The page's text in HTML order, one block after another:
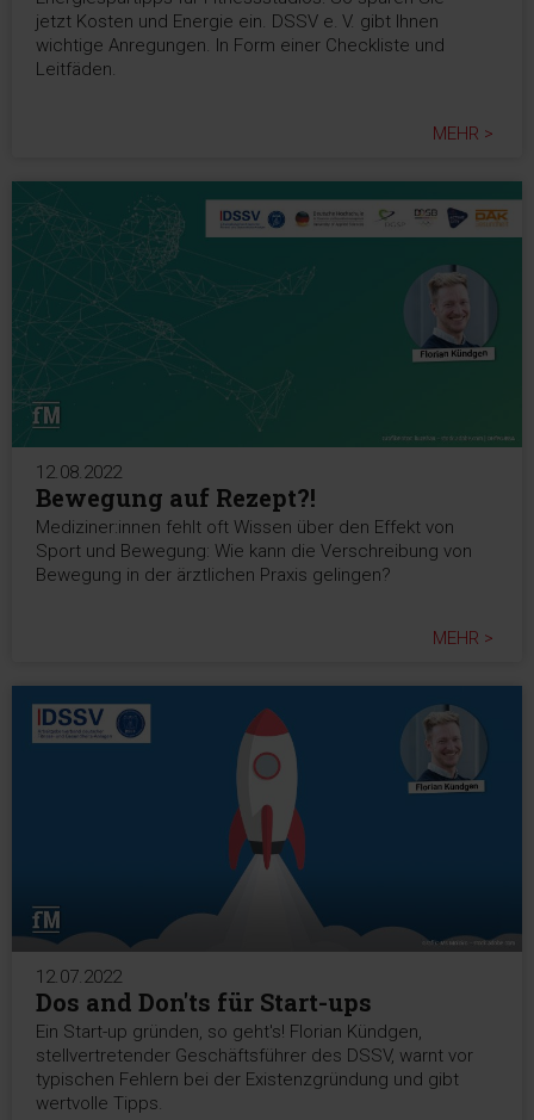
jetzt Kosten und Energie ein. DSSV e. V. gibt Ihnen
wichtige Anregungen. In Form einer Checkliste und
Leitfäden.
MEHR >
12.08.2022
Bewegung auf Rezept?!
Mediziner:innen fehlt oft Wissen über den Effekt von
Sport und Bewegung: Wie kann die Verschreibung von
Bewegung in der ärztlichen Praxis gelingen?
MEHR >
12.07.2022
Dos and Don'ts für Start-ups
Ein Start-up gründen, so geht's! Florian Kündgen,
stellvertretender Geschäftsführer des DSSV, warnt vor
typischen Fehlern bei der Existenzgründung und gibt
wertvolle Tipps.